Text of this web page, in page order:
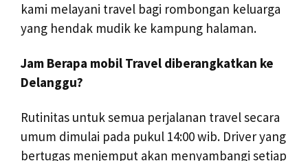
kami melayani travel bagi rombongan keluarga
yang hendak mudik ke kampung halaman.
Jam Berapa mobil Travel diberangkatkan ke
Delanggu?
Rutinitas untuk semua perjalanan travel secara
umum dimulai pada pukul 14:00 wib. Driver yang
bertugas menjemput akan menyambangi setiap